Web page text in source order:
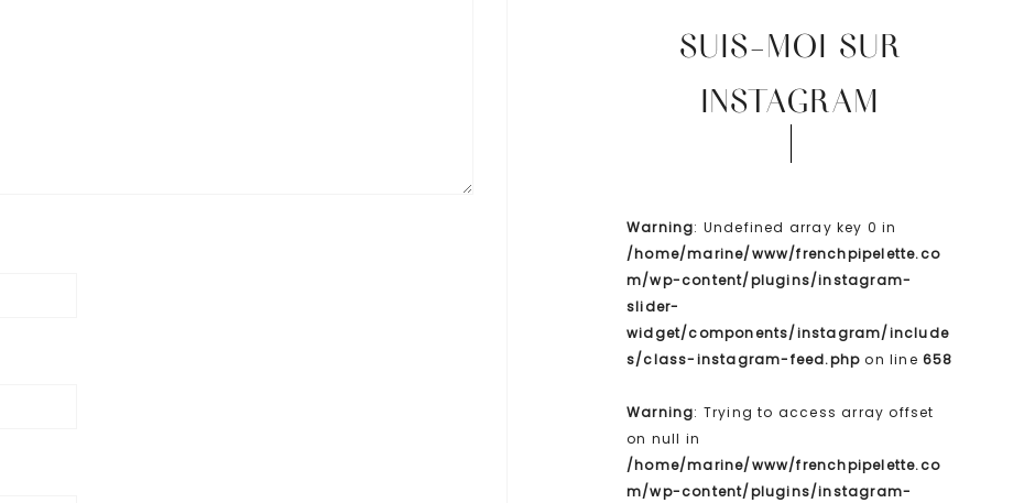
SUIS-MOI SUR
INSTAGRAM
Warning: Undefined array key 0 in
/home/marine/www/frenchpipelette.co
m/wp-content/plugins/instagram-
slider-
widget/components/instagram/include
s/class-instagram-feed.php on line 658
Warning: Trying to access array offset
on null in
/home/marine/www/frenchpipelette.co
m/wp-content/plugins/instagram-